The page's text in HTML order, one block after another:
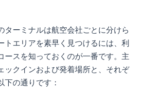
ターミナルは航空会社ごとに分けら
トエリアを素早く見つけるには、利
ースを知っておくのが一番です。主
ックインおよび発着場所と、それぞ
下の通りです：